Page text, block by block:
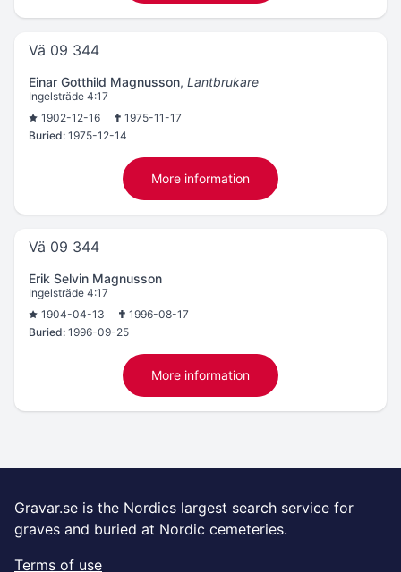
Vä 09 344
Einar Gotthild Magnusson, Lantbrukare
Ingelsträde 4:17
1902-12-16
1975-11-17
Buried: 1975-12-14
More information
Vä 09 344
Erik Selvin Magnusson
Ingelsträde 4:17
1904-04-13
1996-08-17
Buried: 1996-09-25
More information
Gravar.se is the Nordics largest search service for
graves and buried at Nordic cemeteries.
Terms of use